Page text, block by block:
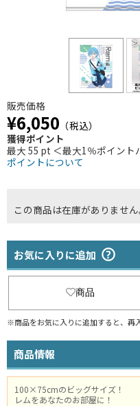
販売価格
¥6,050 （税込）
獲得ポイント
最大 55 pt ＜最大1％ポイント
ポイントについて
この商品は在庫がありません
お気に入りに追加
商品
※商品をお気に入りに追加すると、再
商品情報
100×75cmのビッグサイズ！
レムをあなたのお部屋に！